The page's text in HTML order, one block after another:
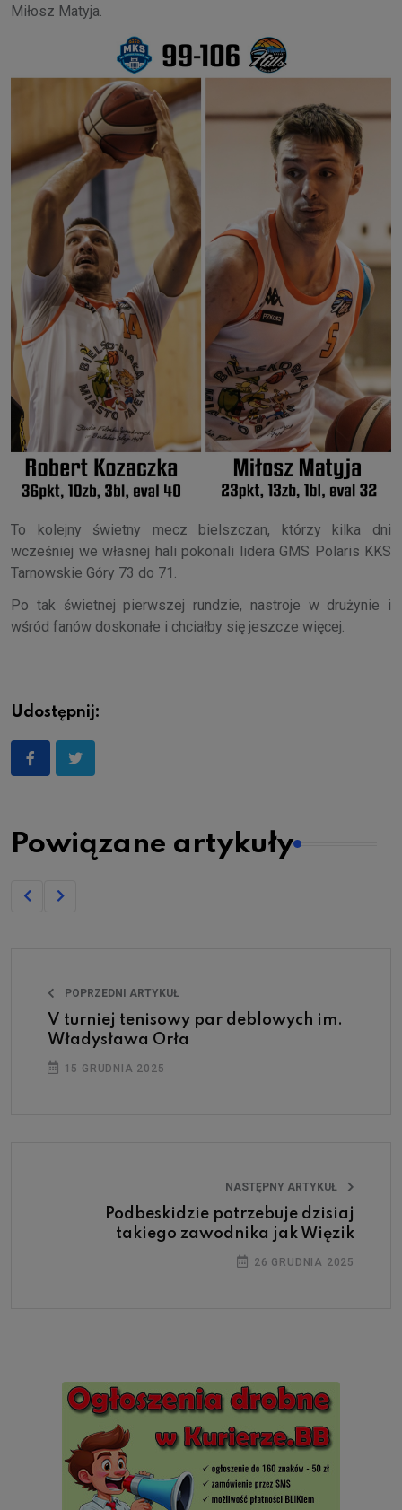
Miłosz Matyja.
To kolejny świetny mecz bielszczan, którzy kilka dni
wcześniej we własnej hali pokonali lidera GMS Polaris KKS
Tarnowskie Góry 73 do 71.
Po tak świetnej pierwszej rundzie, nastroje w drużynie i
wśród fanów doskonałe i chciałby się jeszcze więcej.
Udostępnij:
Powiązane artykuły
POPRZEDNI ARTYKUŁ
V turniej tenisowy par deblowych im.
Władysława Orła
15 GRUDNIA 2025
NASTĘPNY ARTYKUŁ
Podbeskidzie potrzebuje dzisiaj
takiego zawodnika jak Więzik
26 GRUDNIA 2025